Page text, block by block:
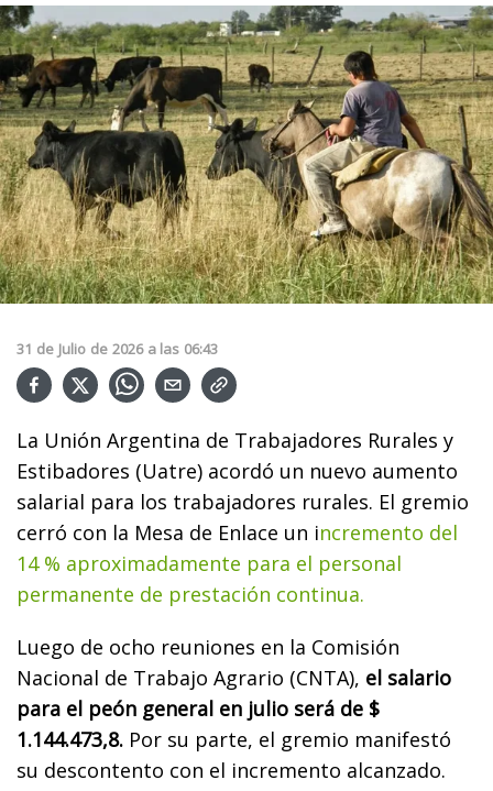
31 de Julio de 2026 a las 06:43
La Unión Argentina de Trabajadores Rurales y
Estibadores (Uatre) acordó un nuevo aumento
salarial para los trabajadores rurales. El gremio
cerró con la Mesa de Enlace un incremento del
14 % aproximadamente para el personal
permanente de prestación continua.
Luego de ocho reuniones en la Comisión
Nacional de Trabajo Agrario (CNTA), el salario
para el peón general en julio será de $
1.144.473,8. Por su parte, el gremio manifestó
su descontento con el incremento alcanzado.